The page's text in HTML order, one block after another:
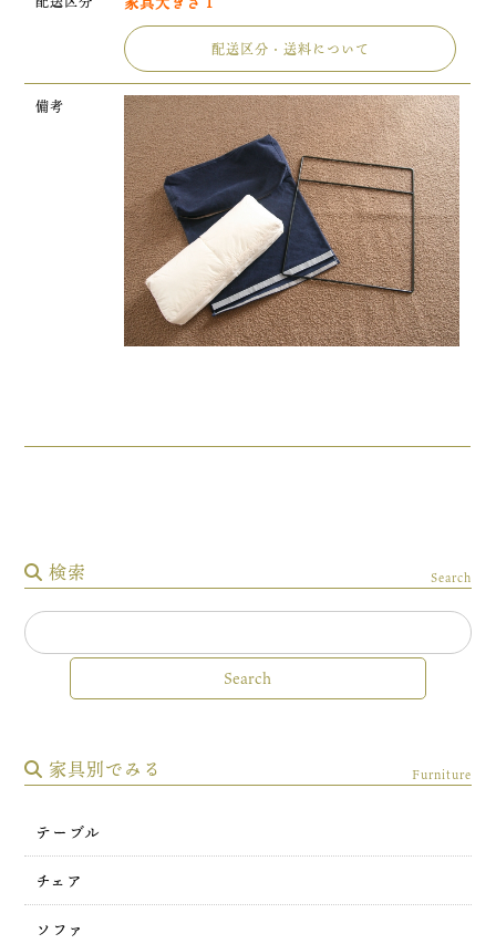
配送区分・送料について
備考
検索 Search
家具別でみる Furniture
テーブル
チェア
ソファ